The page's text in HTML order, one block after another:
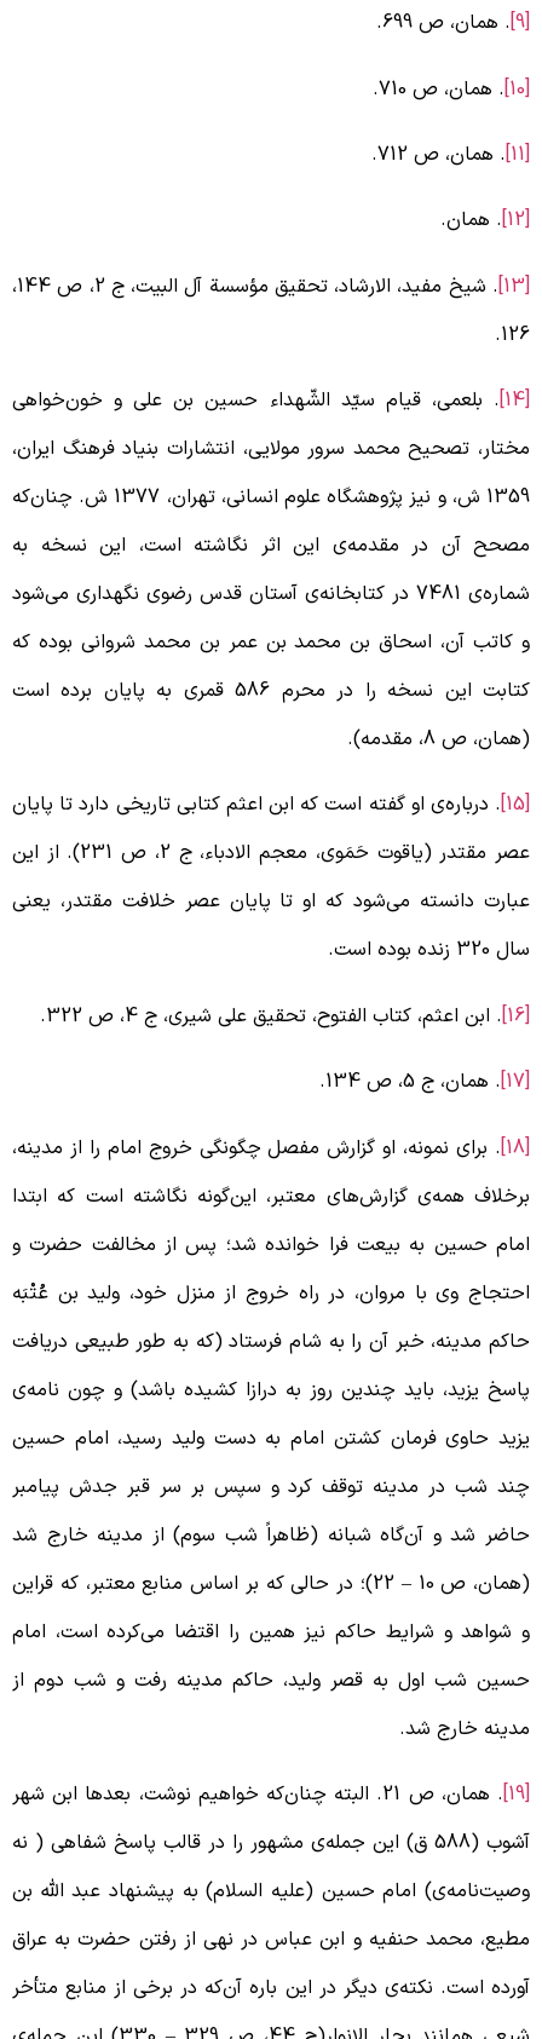
. همان، ص 699.
. همان، ص 710.
. همان، ص 712.
. همان.
. شیخ مفید، الارشاد، تحقیق مؤسسة آل البیت، ج 2، ص 144،
. بلعمی، قیام سیّد الشّهداء حسین بن علی و خون‌خواهی
تصحیح محمد سرور مولایی، انتشارات بنیاد فرهنگ ایران،
1359 ش، و نیز پژوهشگاه علوم انسانی، تهران، 1377 ش. چنان‌که
آن در مقدمه‌ی این اثر نگاشته است، این نسخه به
شماره‌ی 7481 در کتابخانه‌ی آستان قدس رضوی نگهداری می‌شود
کاتب آن، اسحاق بن محمد بن عمر بن محمد شروانی بوده که
کتابت این نسخه را در محرم 586 قمری به پایان برده است
ص 8، مقدمه).
. درباره‌ی او گفته است که ابن اعثم کتابی تاریخی دارد تا پایان
عصر مقتدر (یاقوت حَمَوی، معجم الادباء، ج 2، ص 231). از این
دانسته می‌شود که او تا پایان عصر خلافت مقتدر، یعنی
زنده بوده است.
. ابن اعثم، کتاب الفتوح، تحقیق علی شیری، ج 4، ص 322.
. همان، ج 5، ص 134.
. برای نمونه، او گزارش مفصل چگونگی خروج امام را از مدینه،
همه‌ی گزارش‌های معتبر، این‌گونه نگاشته است که ابتدا
حسین به بیعت فرا خوانده شد؛ پس از مخالفت حضرت و
وی با مروان، در راه خروج از منزل خود، ولید بن عُتْبَه
مدینه، خبر آن را به شام فرستاد (که به طور طبیعی دریافت
یزید، باید چندین روز به درازا کشیده باشد) و چون نامه‌ی
حاوی فرمان کشتن امام به دست ولید رسید، امام حسین
شب در مدینه توقف کرد و سپس بر سر قبر جدش پیامبر
شد و آن‌گاه شبانه‌ (ظاهراً شب سوم) از مدینه خارج شد
ص 10
–
22)؛ در حالی که بر اساس منابع معتبر، که قراین
شواهد و شرایط حاکم نیز همین را اقتضا می‌کرده است، امام
شب اول به قصر ولید، حاکم مدینه رفت و شب دوم از
خارج شد.
. همان، ص 21. البته چنان‌که خواهیم نوشت، بعدها ابن شهر
آشوب (588 ق) این جمله‌ی مشهور را در قالب پاسخ شفاهی ( نه
امام حسین (علیه السلام) به پیشنهاد عبد الله بن
محمد حنفیه و ابن عباس در نهی از رفتن حضرت به عراق
است. نکته‌ی دیگر در این باره آن‌که در برخی از منابع متأخر